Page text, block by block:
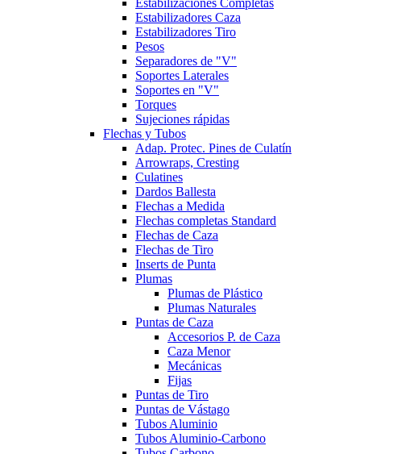
Estabilizaciones Completas
Estabilizadores Caza
Estabilizadores Tiro
Pesos
Separadores de "V"
Soportes Laterales
Soportes en "V"
Torques
Sujeciones rápidas
Flechas y Tubos
Adap. Protec. Pines de Culatín
Arrowraps, Cresting
Culatines
Dardos Ballesta
Flechas a Medida
Flechas completas Standard
Flechas de Caza
Flechas de Tiro
Inserts de Punta
Plumas
Plumas de Plástico
Plumas Naturales
Puntas de Caza
Accesorios P. de Caza
Caza Menor
Mecánicas
Fijas
Puntas de Tiro
Puntas de Vástago
Tubos Aluminio
Tubos Aluminio-Carbono